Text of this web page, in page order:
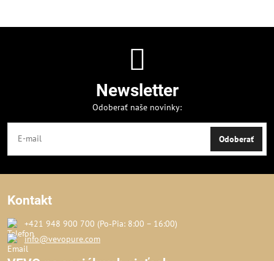
Newsletter
Odoberať naše novinky:
Odoberať
Kontakt
+421 948 900 700 (Po‑Pia: 8:00 – 16:00)
info@vevopure.com